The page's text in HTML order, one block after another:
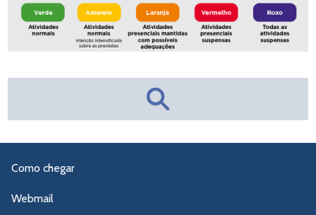
Currículo Lattes
Como chegar
Webmail